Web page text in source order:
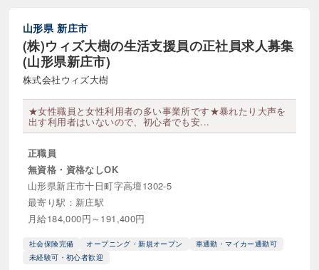
離職率が低い 食事補助あり
駅近（徒歩10分以内）
高時給 髪色自由
夜間対応型訪問介護
定期巡回・随時対応型訪問介護看護
居宅介護支援
訪問リハビリテーション
山形県 新庄市
(株)ウィズ大樹の生活支援員の正社員求人募集
(山形県新庄市)
株式会社ウィズ大樹
★女性職員と女性利用者の多い事業所です★暴れたり大声を
出す利用者はいないので、初心者でも安...
正職員
無資格・資格なしOK
山形県新庄市十日町字高壇1302-5
最寄り駅：新庄駅
月給184,000円～191,400円
社会保険完備 オープニング・新規オープン
車通勤・マイカー通勤可
未経験可・初心者歓迎